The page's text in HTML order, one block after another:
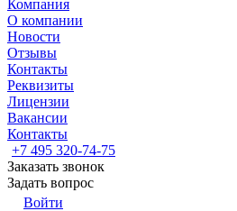
Компания
О компании
Новости
Отзывы
Контакты
Реквизиты
Лицензии
Вакансии
Контакты
+7 495 320-74-75
Заказать звонок
Задать вопрос
Войти